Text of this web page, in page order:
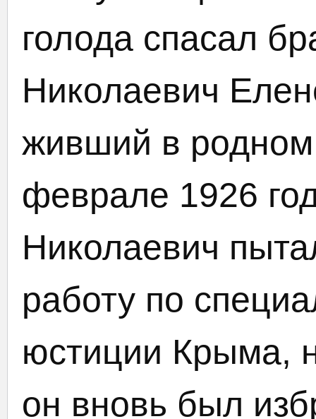
голода спасал
Николаевич
живший в
феврале 1926
Николаевич
работу по
юстиции Крыма,
он вновь был